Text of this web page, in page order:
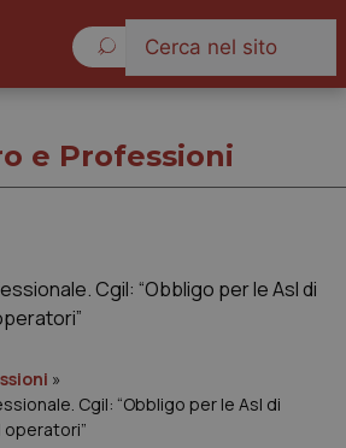
e Professioni
»
Cgil: “Obbligo per le Asl di